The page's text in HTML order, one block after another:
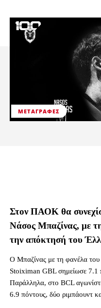
ΜΕΤΑΓΡΑΦΈΣ
Στον ΠΑΟΚ θα
Νάσος Μπαζίνας, με
την απόκτησή του
Ο Μπαζίνας με τη φανέλα
Stoiximan GBL σημείωσε 7.1
Παράλληλα, στο BCL
6.9 πόντους, δύο ριμπάουντ